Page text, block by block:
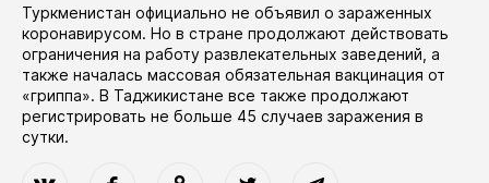
Туркменистан официально не объявил о зараженных
коронавирусом. Но в стране продолжают действовать
ограничения на работу развлекательных заведений, а
также началась массовая обязательная вакцинация от
«гриппа». В Таджикистане все также продолжают
регистрировать не больше 45 случаев заражения в
сутки.